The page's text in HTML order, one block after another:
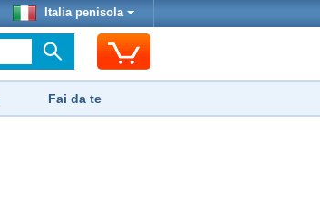
Italia penisola
Fai da te